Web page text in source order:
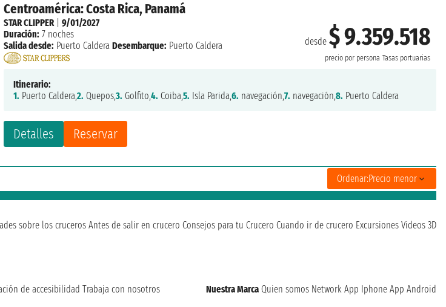
Centroamérica: Costa Rica, Panamá
desde$ 9.359.518
precio por persona Tasas portuarias
Detalles Reservar
STAR CLIPPER|9/01/2027
Duración: 7 noches
Salida desde: Puerto Caldera Desembarque: Puerto Caldera
Itinerario:
1. Puerto Caldera,2. Quepos,3. Golfito,4. Coiba,5. Isla Parida,6. navegación,7. navegación,8. Puerto Caldera
Ordenar:Precio menor
sobre los cruceros Antes de salir en crucero Consejos para tu Crucero Cuando ir de crucero Excursiones Videos 3D
de accesibilidad Trabaja con nosotros Nuestra Marca Quien somos Network App Iphone App Android